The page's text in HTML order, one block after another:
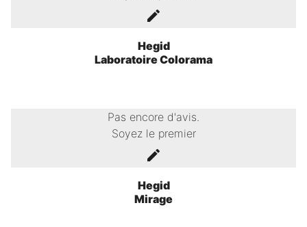
Hegid
Laboratoire Colorama
Pas encore d'avis.
Soyez le premier
Hegid
Mirage